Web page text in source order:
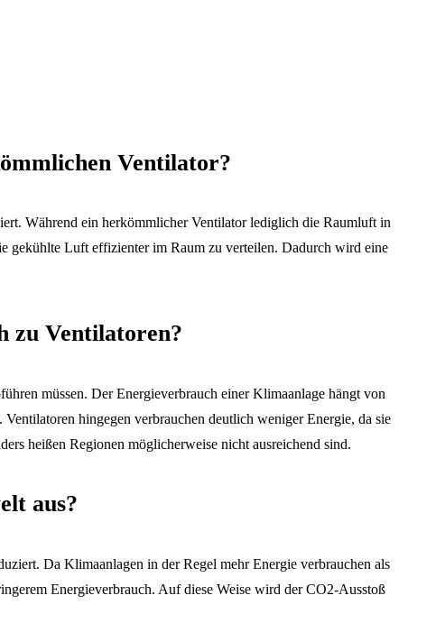
Ventilator?
Während ein herkömmlicher Ventilator lediglich die Raumluft in
gekühlte Luft effizienter im Raum zu verteilen. Dadurch wird eine
zu Ventilatoren?
müssen. Der Energieverbrauch einer Klimaanlage hängt von
hingegen verbrauchen deutlich weniger Energie, da sie
heißen Regionen möglicherweise nicht ausreichend sind.
aus?
Da Klimaanlagen in der Regel mehr Energie verbrauchen als
Energieverbrauch. Auf diese Weise wird der CO2-Ausstoß